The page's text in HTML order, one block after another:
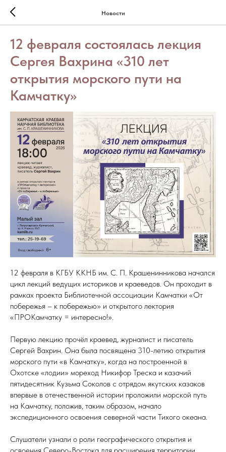
Новости
12 февраля состоялась лекция
Сергея Вахрина «310 лет
открытия морского пути на
Камчатку»
12 февраля в КГБУ ККНБ им. С. П. Крашенинникова начался
цикл лекций ведущих историков и краеведов. Он проходит в
рамках проекта Библиотечной ассоциации Камчатки «От
побережья – к побережью» и открытого лектория
«ПРОКамчатку = интересно!».
Первую лекцию прочёл краевед, журналист и писатель
Сергей Вахрин. Она была посвящена 310-летию открытия
морского пути «в Камчатку», когда на построенной в
Охотске «лодии» мореход Никифор Треска и казачий
пятидесятник Кузьма Соколов с отрядом якутских казаков
впервые в отечественной истории проложили морской путь
на Камчатку, положив, таким образом, начало
экспедиционного освоения северной части Тихого океана.
Слушатели узнали о роли географического открытия и
освоения Северо-Востока для расширения территории